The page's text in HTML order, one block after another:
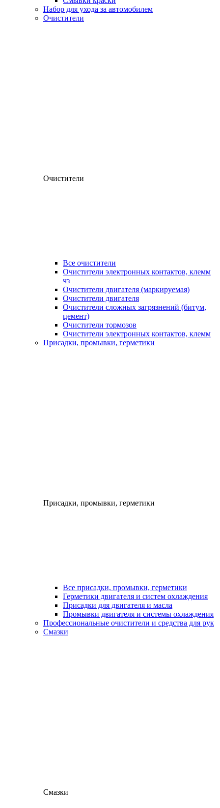
Набор для ухода за автомобилем
Очистители
Очистители
Все очистители
Очистители электронных контактов, клемм
чз
Очистители двигателя (маркируемая)
Очистители двигателя
Очистители сложных загрязнений (битум,
цемент)
Очистители тормозов
Очистители электронных контактов, клемм
Присадки, промывки, герметики
Присадки, промывки, герметики
Все присадки, промывки, герметики
Герметики двигателя и систем охлаждения
Присадки для двигателя и масла
Промывки двигателя и системы охлаждения
Профессиональные очистители и средства для рук
Смазки
Смазки